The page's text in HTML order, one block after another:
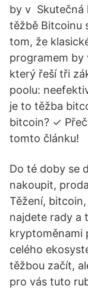
by v Skutečná
těžbě Bitcoinu
tom, že
programem
který řeší tři
poolu:
je to těžba
bitcoin? ✓
tomto článku!
Do té doby se
nakoupit,
Těžení,
najdete rady a
kryptoměnami
celého
těžbou začít,
pro vás tuto